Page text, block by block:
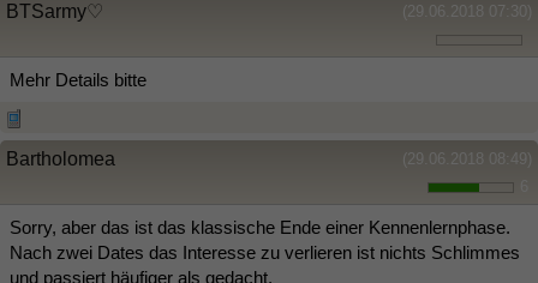
(29.06.2018 07:30)
BTSarmy♡
Mehr Details bitte
(29.06.2018 08:49)
Bartholomea
Sorry, aber das ist das klassische Ende einer Kennenlernphase.
Nach zwei Dates das Interesse zu verlieren ist nichts Schlimmes
und passiert häufiger als gedacht.